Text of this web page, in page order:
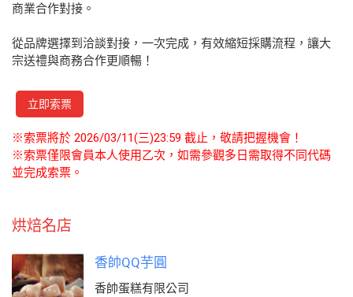
商業合作對接。
從品牌選擇到洽談對接，一次完成，有效縮短採購流程，讓大
宗送禮與商務合作更順暢！
立即索票
※索票將於 2026/03/11(三)23:59 截止，敬請把握機會！
※索票僅限會員本人使用乙次，如需參觀多日需取得不同代碼
並完成索票。
烘焙名店
香帥QQ芋圓
香帥蛋糕有限公司